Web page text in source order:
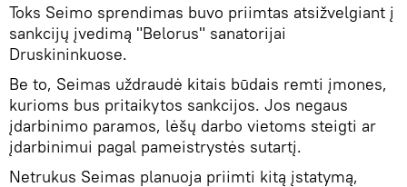
Toks Seimo sprendimas buvo priimtas atsižvelgiant į
sankcijų įvedimą "Belorus" sanatorijai
Druskininkuose.
Be to, Seimas uždraudė kitais būdais remti įmones,
kurioms bus pritaikytos sankcijos. Jos negaus
įdarbinimo paramos, lėšų darbo vietoms steigti ar
įdarbinimui pagal pameistrystės sutartį.
Netrukus Seimas planuoja priimti kitą įstatymą,